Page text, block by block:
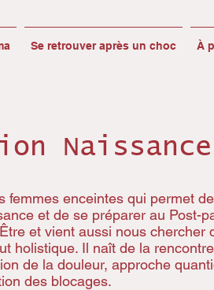
Se retrouver après un choc À
Naissance
femmes enceintes qui permet
et de se préparer au Post-
et vient aussi nous chercher
holistique. Il naît de la
de la douleur, approche
des blocages.